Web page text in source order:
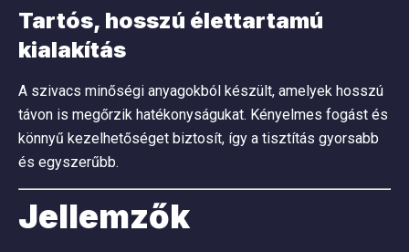
Tartós, hosszú élettartamú
kialakítás
A szivacs minőségi anyagokból készült, amelyek hosszú
távon is megőrzik hatékonyságukat. Kényelmes fogást és
könnyű kezelhetőséget biztosít, így a tisztítás gyorsabb
és egyszerűbb.
Jellemzők